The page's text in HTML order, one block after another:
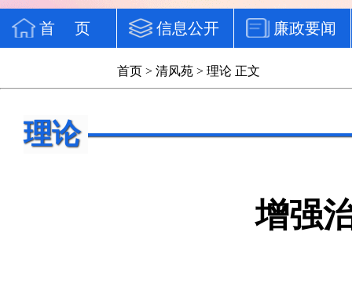
首 页 信息公开 廉政要闻
首页 > 清风苑 > 理论 正文
理论
增强